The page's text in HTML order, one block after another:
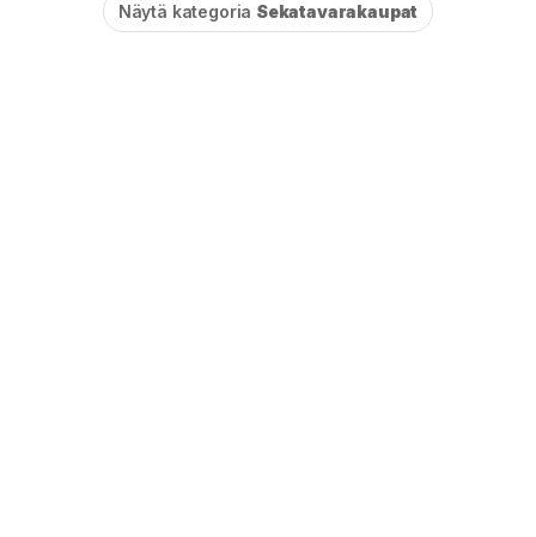
Näytä kategoria Sekatavarakaupat